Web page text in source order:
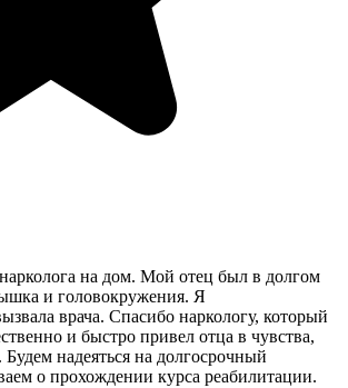
на дом. Мой отец был в долгом
и головокружения. Я
врача. Спасибо наркологу, который
и быстро привел отца в чувства,
надеяться на долгосрочный
о прохождении курса реабилитации.